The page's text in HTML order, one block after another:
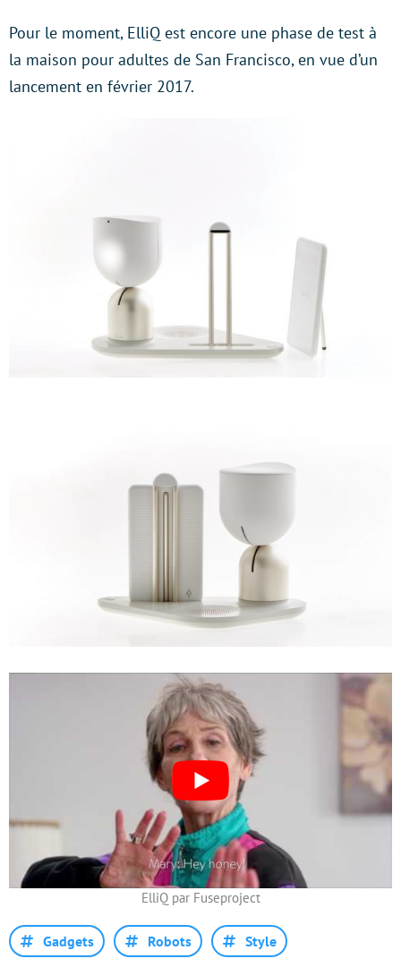
Pour le moment, ElliQ est encore une phase de test à
la maison pour adultes de San Francisco, en vue d’un
lancement en février 2017.
ElliQ par Fuseproject
Gadgets Robots Style